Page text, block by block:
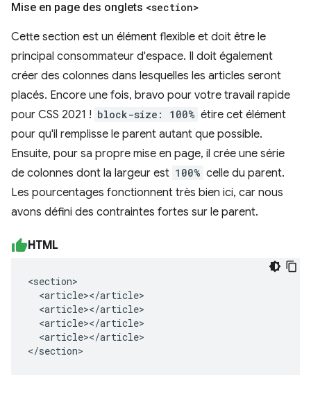
Mise en page des onglets <section>
Cette section est un élément flexible et doit être le
principal consommateur d'espace. Il doit également
créer des colonnes dans lesquelles les articles seront
placés. Encore une fois, bravo pour votre travail rapide
pour CSS 2021 ! block-size: 100% étire cet élément
pour qu'il remplisse le parent autant que possible.
Ensuite, pour sa propre mise en page, il crée une série
de colonnes dont la largeur est 100% celle du parent.
Les pourcentages fonctionnent très bien ici, car nous
avons défini des contraintes fortes sur le parent.
HTML
<section>
  <article></article>
  <article></article>
  <article></article>
  <article></article>
</section>